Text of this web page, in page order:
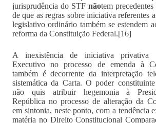
jurisprudência do STFnãotem
de que as regras sobre iniciativa referentes
legislativo ordinário também se estendem
reforma da Constituição Federal.[16]
A inexistência de iniciativa privativa
Executivo no processo de emenda à
também é decorrente da interpretação
sistemática da Carta. O poder
não quis atribuir hegemonia à
República no processo de alteração da
em sintonia, neste ponto, com a tendência
matéria no Direito Constitucional